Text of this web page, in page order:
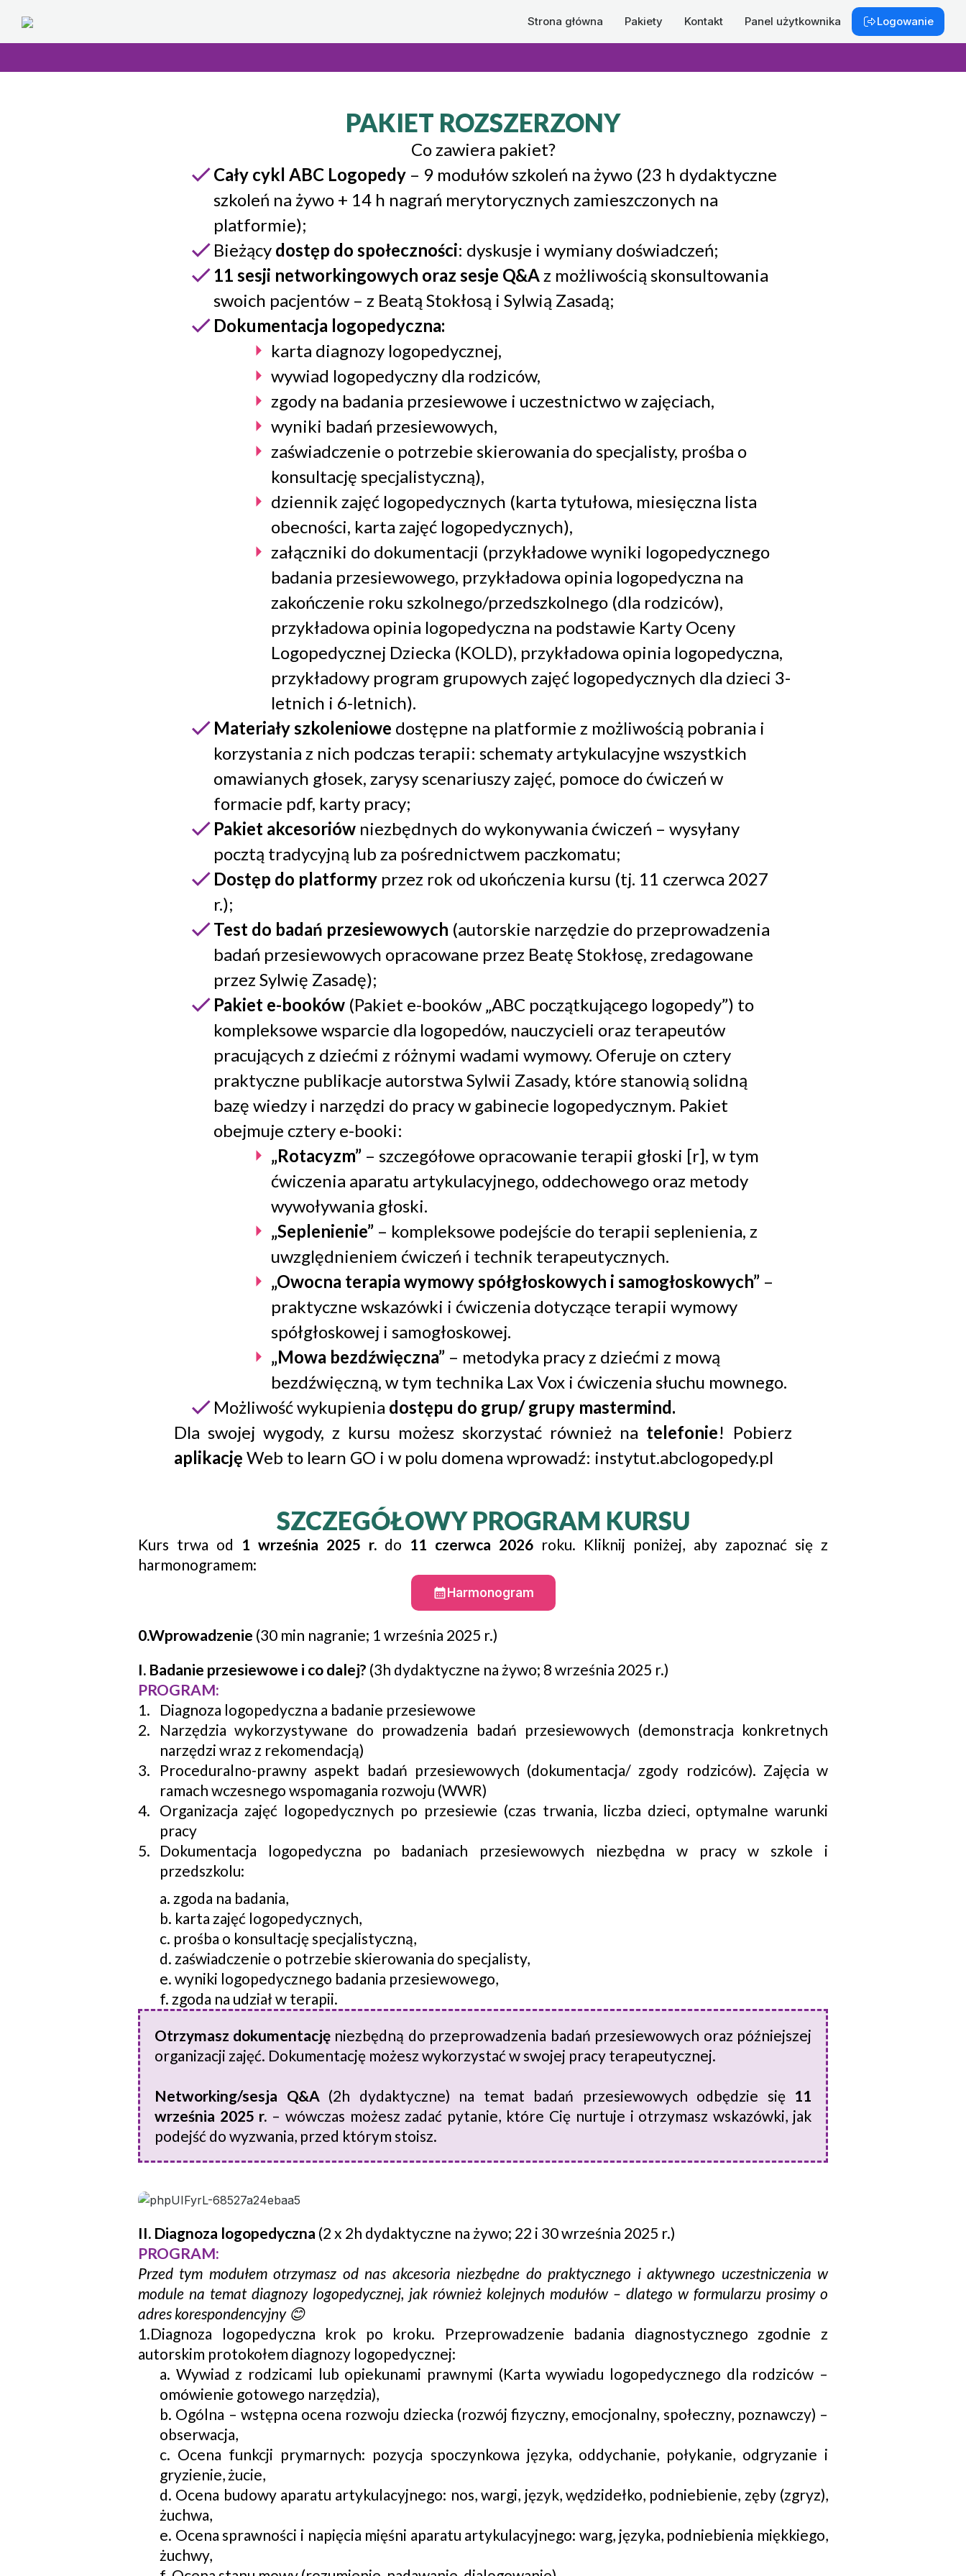
Strona główna Pakiety Kontakt Panel użytkownika Logowanie
PAKIET ROZSZERZONY
Co zawiera pakiet?
Cały cykl ABC Logopedy – 9 modułów szkoleń na żywo (23 h dydaktyczne
szkoleń na żywo + 14 h nagrań merytorycznych zamieszczonych na
platformie);
Bieżący dostęp do społeczności: dyskusje i wymiany doświadczeń;
11 sesji networkingowych oraz sesje Q&Az możliwością skonsultowania
swoich pacjentów – z Beatą Stokłosą i Sylwią Zasadą;
Dokumentacja logopedyczna:
karta diagnozy logopedycznej,
wywiad logopedyczny dla rodziców,
zgody na badania przesiewowe i uczestnictwo w zajęciach,
wyniki badań przesiewowych,
zaświadczenie o potrzebie skierowania do specjalisty, prośba o
konsultację specjalistyczną),
dziennik zajęć logopedycznych (karta tytułowa, miesięczna lista
obecności, karta zajęć logopedycznych),
załączniki do dokumentacji (przykładowe wyniki logopedycznego
badania przesiewowego, przykładowa opinia logopedyczna na
zakończenie roku szkolnego/przedszkolnego (dla rodziców),
przykładowa opinia logopedyczna na podstawie Karty Oceny
Logopedycznej Dziecka (KOLD), przykładowa opinia logopedyczna,
przykładowy program grupowych zajęć logopedycznych dla dzieci 3-
letnich i 6-letnich).
Materiały szkoleniowe dostępne na platformie z możliwością pobrania i
korzystania z nich podczas terapii: schematy artykulacyjne wszystkich
omawianych głosek, zarysy scenariuszy zajęć, pomoce do ćwiczeń w
formacie pdf, karty pracy;
Pakiet akcesoriów niezbędnych do wykonywania ćwiczeń – wysyłany
pocztą tradycyjną lub za pośrednictwem paczkomatu;
Dostęp do platformy przez rok od ukończenia kursu (tj. 11 czerwca 2027
r.);
Test do badań przesiewowych (autorskie narzędzie do przeprowadzenia
badań przesiewowych opracowane przez Beatę Stokłosę, zredagowane
przez Sylwię Zasadę);
Pakiet e-booków (Pakiet e-booków „ABC początkującego logopedy”) to
kompleksowe wsparcie dla logopedów, nauczycieli oraz terapeutów
pracujących z dziećmi z różnymi wadami wymowy. Oferuje on cztery
praktyczne publikacje autorstwa Sylwii Zasady, które stanowią solidną
bazę wiedzy i narzędzi do pracy w gabinecie logopedycznym. Pakiet
obejmuje cztery e-booki:
„Rotacyzm” – szczegółowe opracowanie terapii głoski [r], w tym
ćwiczenia aparatu artykulacyjnego, oddechowego oraz metody
wywoływania głoski.
„Seplenienie” – kompleksowe podejście do terapii seplenienia, z
uwzględnieniem ćwiczeń i technik terapeutycznych.
„Owocna terapia wymowy spółgłoskowych i samogłoskowych” –
praktyczne wskazówki i ćwiczenia dotyczące terapii wymowy
spółgłoskowej i samogłoskowej.
„Mowa bezdźwięczna” – metodyka pracy z dziećmi z mową
bezdźwięczną, w tym technika Lax Vox i ćwiczenia słuchu mownego.
Możliwość wykupienia dostępu do grup/ grupy mastermind.
Dla swojej wygody, z kursu możesz skorzystać również na telefonie! Pobierz
aplikację Web to learn GO i w polu domena wprowadź: instytut.abclogopedy.pl
SZCZEGÓŁOWY PROGRAM KURSU
Kurs trwa od 1 września 2025 r. do 11 czerwca 2026 roku. Kliknij poniżej, aby zapoznać się z
harmonogramem:
Harmonogram
0.Wprowadzenie (30 min nagranie; 1 września 2025 r.)
I. Badanie przesiewowe i co dalej? (3h dydaktyczne na żywo; 8 września 2025 r.)
PROGRAM:
Diagnoza logopedyczna a badanie przesiewowe
Narzędzia wykorzystywane do prowadzenia badań przesiewowych (demonstracja konkretnych
narzędzi wraz z rekomendacją)
Proceduralno-prawny aspekt badań przesiewowych (dokumentacja/ zgody rodziców). Zajęcia w
ramach wczesnego wspomagania rozwoju (WWR)
Organizacja zajęć logopedycznych po przesiewie (czas trwania, liczba dzieci, optymalne warunki
pracy
Dokumentacja logopedyczna po badaniach przesiewowych niezbędna w pracy w szkole i
przedszkolu:
a. zgoda na badania,
b. karta zajęć logopedycznych,
c. prośba o konsultację specjalistyczną,
d. zaświadczenie o potrzebie skierowania do specjalisty,
e. wyniki logopedycznego badania przesiewowego,
f. zgoda na udział w terapii.
Otrzymasz dokumentację niezbędną do przeprowadzenia badań przesiewowych oraz późniejszej
organizacji zajęć. Dokumentację możesz wykorzystać w swojej pracy terapeutycznej.
Networking/sesja Q&A (2h dydaktyczne) na temat badań przesiewowych odbędzie się 11
września 2025 r. – wówczas możesz zadać pytanie, które Cię nurtuje i otrzymasz wskazówki, jak
podejść do wyzwania, przed którym stoisz.
II. Diagnoza logopedyczna (2 x 2h dydaktyczne na żywo; 22 i 30 września 2025 r.)
PROGRAM:
Przed tym modułem otrzymasz od nas akcesoria niezbędne do praktycznego i aktywnego uczestniczenia w
module na temat diagnozy logopedycznej, jak również kolejnych modułów – dlatego w formularzu prosimy o
adres korespondencyjny 😊
1.Diagnoza logopedyczna krok po kroku. Przeprowadzenie badania diagnostycznego zgodnie z
autorskim protokołem diagnozy logopedycznej:
a. Wywiad z rodzicami lub opiekunami prawnymi (Karta wywiadu logopedycznego dla rodziców –
omówienie gotowego narzędzia),
b. Ogólna – wstępna ocena rozwoju dziecka (rozwój fizyczny, emocjonalny, społeczny, poznawczy) –
obserwacja,
c. Ocena funkcji prymarnych: pozycja spoczynkowa języka, oddychanie, połykanie, odgryzanie i
gryzienie, żucie,
d. Ocena budowy aparatu artykulacyjnego: nos, wargi, język, wędzidełko, podniebienie, zęby (zgryz),
żuchwa,
e. Ocena sprawności i napięcia mięśni aparatu artykulacyjnego: warg, języka, podniebienia miękkiego,
żuchwy,